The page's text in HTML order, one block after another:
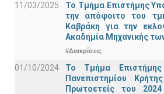
11/03/2025
Το Τμήμα Επιστήμης
την απόφοιτο του
Καβράκη για την
Ακαδημία Μηχανικής
#Διακρίσεις
01/10/2024
Το Τμήμα
Πανεπιστημίου
Πρωτοετείς του